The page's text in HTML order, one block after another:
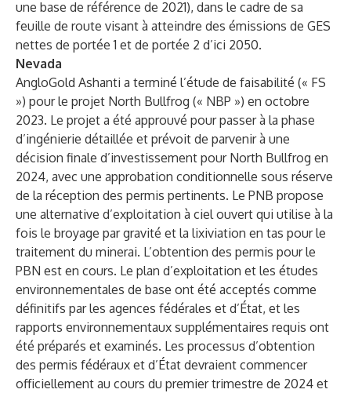
une base de référence de 2021), dans le cadre de sa
feuille de route visant à atteindre des émissions de GES
nettes de portée 1 et de portée 2 d’ici 2050.
Nevada
AngloGold Ashanti a terminé l’étude de faisabilité (« FS
») pour le projet North Bullfrog (« NBP ») en octobre
2023. Le projet a été approuvé pour passer à la phase
d’ingénierie détaillée et prévoit de parvenir à une
décision finale d’investissement pour North Bullfrog en
2024, avec une approbation conditionnelle sous réserve
de la réception des permis pertinents. Le PNB propose
une alternative d’exploitation à ciel ouvert qui utilise à la
fois le broyage par gravité et la lixiviation en tas pour le
traitement du minerai. L’obtention des permis pour le
PBN est en cours. Le plan d’exploitation et les études
environnementales de base ont été acceptés comme
définitifs par les agences fédérales et d’État, et les
rapports environnementaux supplémentaires requis ont
été préparés et examinés. Les processus d’obtention
des permis fédéraux et d’État devraient commencer
officiellement au cours du premier trimestre de 2024 et